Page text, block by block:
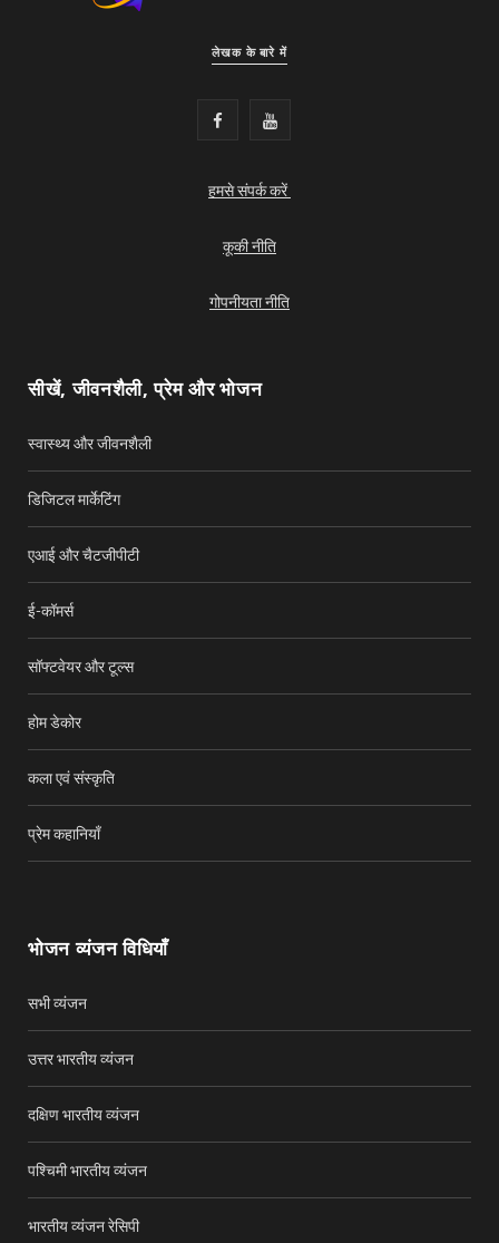
लेखक के बारे में
c
e
Y
u
हमसे संपर्क करें
कूकी नीति
गोपनीयता नीति
सीखें, जीवनशैली, प्रेम और भोजन
स्वास्थ्य और जीवनशैली
डिजिटल मार्केटिंग
एआई और चैटजीपीटी
ई-कॉमर्स
सॉफ्टवेयर और टूल्स
होम डेकोर
कला एवं संस्कृति
प्रेम कहानियाँ
भोजन व्यंजन विधियाँ
सभी व्यंजन
उत्तर भारतीय व्यंजन
दक्षिण भारतीय व्यंजन
पश्चिमी भारतीय व्यंजन
भारतीय व्यंजन रेसिपी